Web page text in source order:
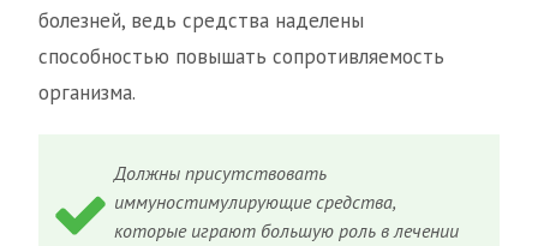
болезней, ведь средства наделены
способностью повышать сопротивляемость
организма.
Должны присутствовать
иммуностимулирующие средства,
которые играют большую роль в лечении